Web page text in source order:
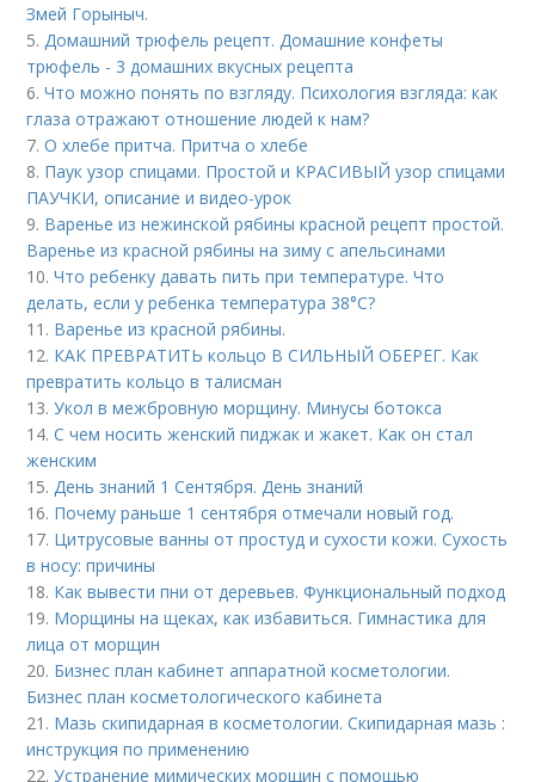
Змей Горыныч.
5. Домашний трюфель рецепт. Домашние конфеты
трюфель - 3 домашних вкусных рецепта
6.Что можно понять по взгляду. Психология взгляда: как
глаза отражают отношение людей к нам?
7.О хлебе притча. Притча о хлебе
8. Паук узор спицами. Простой и КРАСИВЫЙ узор спицами
ПАУЧКИ, описание и видео-урок
9. Варенье из нежинской рябины красной рецепт простой.
Варенье из красной рябины на зиму с апельсинами
10.Что ребенку давать пить при температуре. Что
делать, если у ребенка температура 38°С?
11. Варенье из красной рябины.
12. КАК ПРЕВРАТИТЬ кольцо В СИЛЬНЫЙ ОБЕРЕГ. Как
превратить кольцо в талисман
13.Укол в межбровную морщину. Минусы ботокса
14.С чем носить женский пиджак и жакет. Как он стал
женским
15. День знаний 1 Сентября. День знаний
16. Почему раньше 1 сентября отмечали новый год.
17. Цитрусовые ванны от простуд и сухости кожи. Сухость
в носу: причины
18. Как вывести пни от деревьев. Функциональный подход
19. Морщины на щеках, как избавиться. Гимнастика для
лица от морщин
20. Бизнес план кабинет аппаратной косметологии.
Бизнес план косметологического кабинета
21. Мазь скипидарная в косметологии. Скипидарная мазь :
инструкция по применению
22.Устранение мимических морщин с помощью